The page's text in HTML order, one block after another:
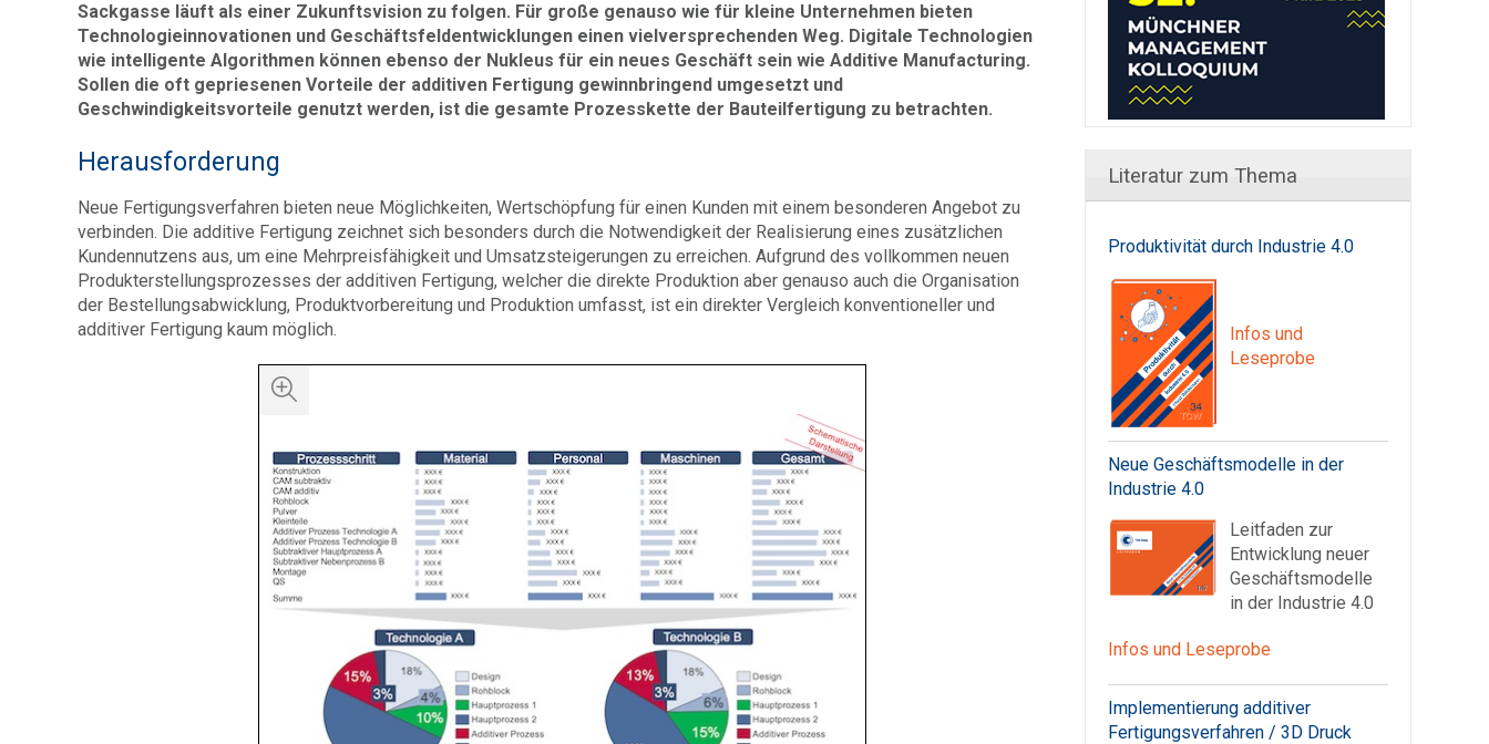
Sackgasse läuft als einer Zukunftsvision zu folgen. Für große genauso wie für kleine Unternehmen bieten
Technologieinnovationen und Geschäftsfeldentwicklungen einen vielversprechenden Weg. Digitale Technologien
wie intelligente Algorithmen können ebenso der Nukleus für ein neues Geschäft sein wie Additive Manufacturing.
Sollen die oft gepriesenen Vorteile der additiven Fertigung gewinnbringend umgesetzt und
Geschwindigkeitsvorteile genutzt werden, ist die gesamte Prozesskette der Bauteilfertigung zu betrachten.
Herausforderung
Neue Fertigungsverfahren bieten neue Möglichkeiten, Wertschöpfung für einen Kunden mit einem besonderen Angebot zu
verbinden. Die additive Fertigung zeichnet sich besonders durch die Notwendigkeit der Realisierung eines zusätzlichen
Kundennutzens aus, um eine Mehrpreisfähigkeit und Umsatzsteigerungen zu erreichen. Aufgrund des vollkommen neuen
Produkterstellungsprozesses der additiven Fertigung, welcher die direkte Produktion aber genauso auch die Organisation
der Bestellungsabwicklung, Produktvorbereitung und Produktion umfasst, ist ein direkter Vergleich konventioneller und
additiver Fertigung kaum möglich.
Literatur zum Thema
Produktivität durch Industrie 4.0
Infos und
Leseprobe
Neue Geschäftsmodelle in der
Industrie 4.0
Leitfaden zur
Entwicklung neuer
Geschäftsmodelle
in der Industrie 4.0
Infos und Leseprobe
Implementierung additiver
Fertigungsverfahren / 3D Druck